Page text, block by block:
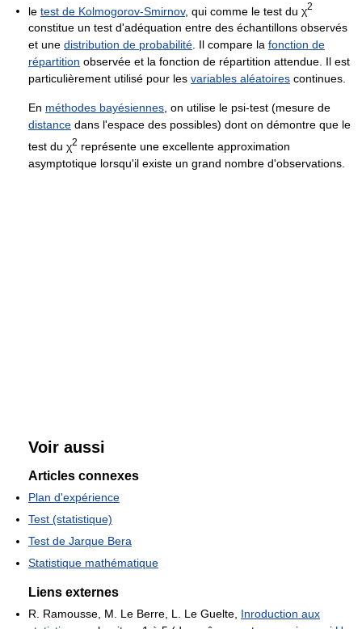
le test de Kolmogorov-Smirnov, qui comme le test du χ2
constitue un test d'adéquation entre des échantillons observés
et une distribution de probabilité. Il compare la fonction de
répartition observée et la fonction de répartition attendue. Il est
particulièrement utilisé pour les variables aléatoires continues.
En méthodes bayésiennes, on utilise le psi-test (mesure de
distance dans l'espace des possibles) dont on démontre que le
test du χ2 représente une excellente approximation
asymptotique lorsqu'il existe un grand nombre d'observations.
Voir aussi
Articles connexes
Plan d'expérience
Test (statistique)
Test de Jarque Bera
Statistique mathématique
Liens externes
R. Ramousse, M. Le Berre, L. Le Guelte, Inroduction aux